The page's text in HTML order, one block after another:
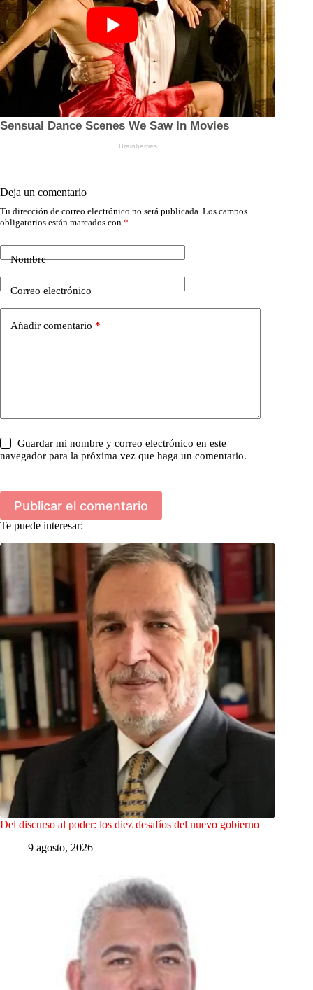
Deja un comentario
Tu dirección de correo electrónico no será publicada. Los campos
obligatorios están marcados con *
Nombre
Correo electrónico
Añadir comentario *
Guardar mi nombre y correo electrónico en este
navegador para la próxima vez que haga un comentario.
Publicar el comentario
Te puede interesar:
Del discurso al poder: los diez desafíos del nuevo gobierno
9 agosto, 2026